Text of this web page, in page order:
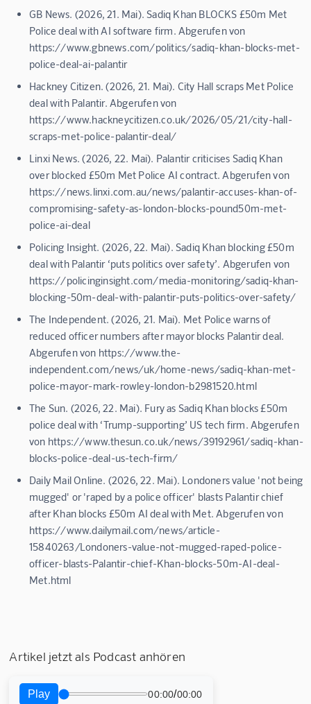
GB News. (2026, 21. Mai). Sadiq Khan BLOCKS £50m Met
Police deal with AI software firm. Abgerufen von
https://www.gbnews.com/politics/sadiq-khan-blocks-met-
police-deal-ai-palantir
Hackney Citizen. (2026, 21. Mai). City Hall scraps Met Police
deal with Palantir. Abgerufen von
https://www.hackneycitizen.co.uk/2026/05/21/city-hall-
scraps-met-police-palantir-deal/
Linxi News. (2026, 22. Mai). Palantir criticises Sadiq Khan
over blocked £50m Met Police AI contract. Abgerufen von
https://news.linxi.com.au/news/palantir-accuses-khan-of-
compromising-safety-as-london-blocks-pound50m-met-
police-ai-deal
Policing Insight. (2026, 22. Mai). Sadiq Khan blocking £50m
deal with Palantir ‘puts politics over safety’. Abgerufen von
https://policinginsight.com/media-monitoring/sadiq-khan-
blocking-50m-deal-with-palantir-puts-politics-over-safety/
The Independent. (2026, 21. Mai). Met Police warns of
reduced officer numbers after mayor blocks Palantir deal.
Abgerufen von https://www.the-
independent.com/news/uk/home-news/sadiq-khan-met-
police-mayor-mark-rowley-london-b2981520.html
The Sun. (2026, 22. Mai). Fury as Sadiq Khan blocks £50m
police deal with ‘Trump-supporting’ US tech firm. Abgerufen
von https://www.thesun.co.uk/news/39192961/sadiq-khan-
blocks-police-deal-us-tech-firm/
Daily Mail Online. (2026, 22. Mai). Londoners value 'not being
mugged' or 'raped by a police officer' blasts Palantir chief
after Khan blocks £50m AI deal with Met. Abgerufen von
https://www.dailymail.com/news/article-
15840263/Londoners-value-not-mugged-raped-police-
officer-blasts-Palantir-chief-Khan-blocks-50m-AI-deal-
Met.html
Artikel jetzt als Podcast anhören
Play 00:00/00:00